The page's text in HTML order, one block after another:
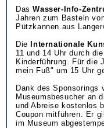
DasWasser-Info-
Jahren zum Basteln
Pützkannen aus
Die Internationale
11 und 14 Uhr durch
Kinderführung. Für die
mein Fuß" um 15 Uhr
Dank des Sponsorings
Museumsbesucher an
und Abreise kostenlos
Coupon mitführen. Er
im Museum